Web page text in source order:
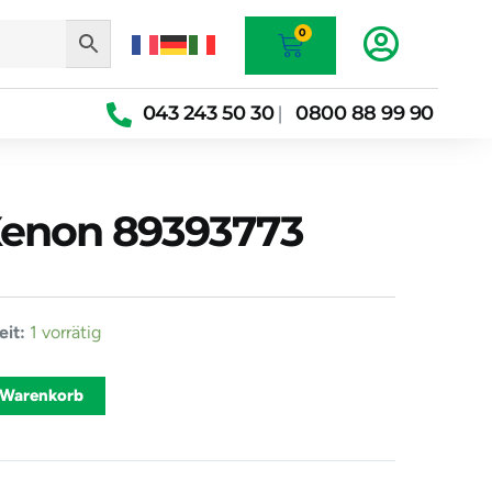
0
Warenkorb
043 243 50 30| 0800 88 99 90
89393773
1 vorrätig